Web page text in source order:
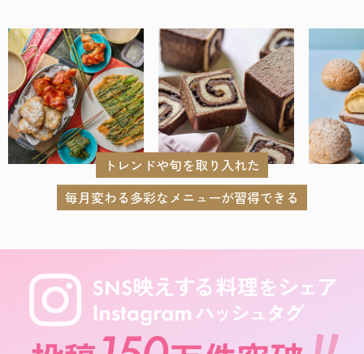
トレンドや旬を取り入れた
毎月変わる多彩なメニューが習得できる